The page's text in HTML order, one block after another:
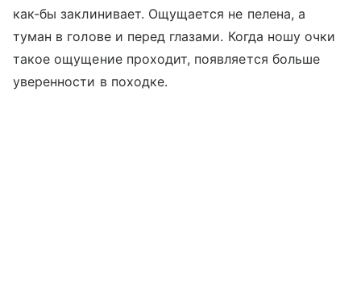
как-бы заклинивает. Ощущается не пелена, а
туман в голове и перед глазами. Когда ношу очки
такое ощущение проходит, появляется больше
уверенности в походке.